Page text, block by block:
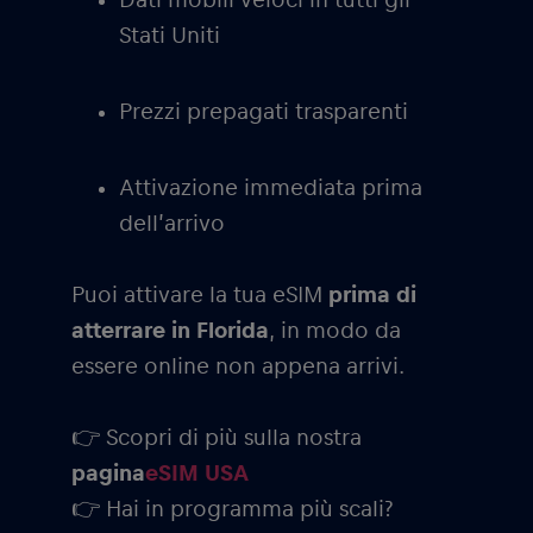
Stati Uniti
Prezzi prepagati trasparenti
Attivazione immediata prima
dell’arrivo
Puoi attivare la tua eSIM prima di
atterrare in Florida, in modo da
essere online non appena arrivi.
👉 Scopri di più sulla nostra
paginaeSIM USA
👉 Hai in programma più scali?